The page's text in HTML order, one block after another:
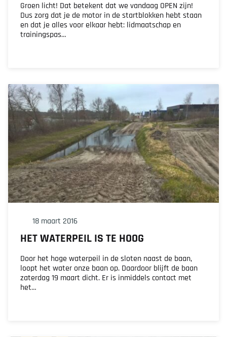
Groen licht! Dat betekent dat we vandaag OPEN zijn!
Dus zorg dat je de motor in de startblokken hebt staan
en dat je alles voor elkaar hebt: lidmaatschap en
trainingspas…
18 maart 2016
HET WATERPEIL IS TE HOOG
Door het hoge waterpeil in de sloten naast de baan,
loopt het water onze baan op. Daardoor blijft de baan
zaterdag 19 maart dicht. Er is inmiddels contact met
het…